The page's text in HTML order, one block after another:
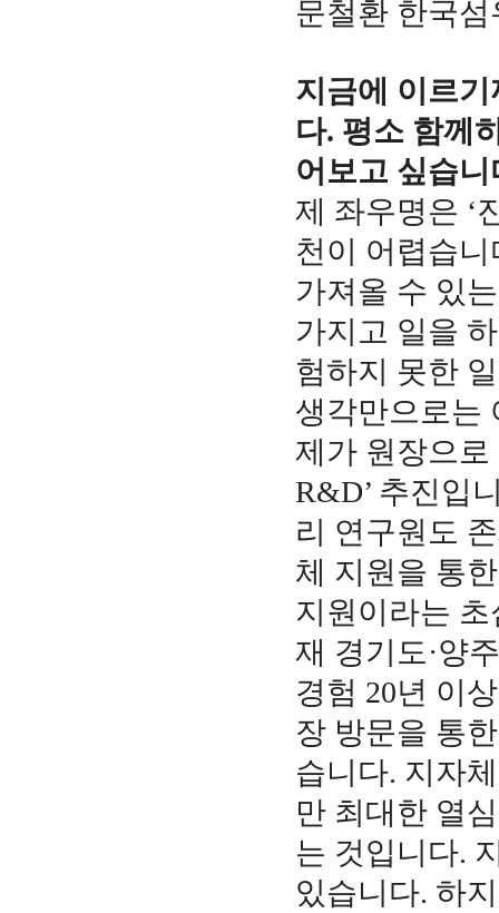
문철환 한국
지금에 이르
다. 평소 함께
어보고 싶습니
제 좌우명은 ‘
천이 어렵습
가져올 수 있
가지고 일을
험하지 못한
생각만으로는
제가 원장으로
R&D’ 추진입
리 연구원도
체 지원을 통
지원이라는
재 경기도·양
경험 20년 이
장 방문을 통
습니다. 지자
만 최대한 열
는 것입니다.
있습니다. 하